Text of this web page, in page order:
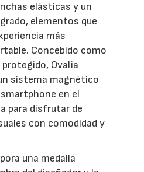
elásticas y un
elementos que
más
Concebido como
Ovalia
sistema magnético
en el
para disfrutar de
con comodidad y
una medalla